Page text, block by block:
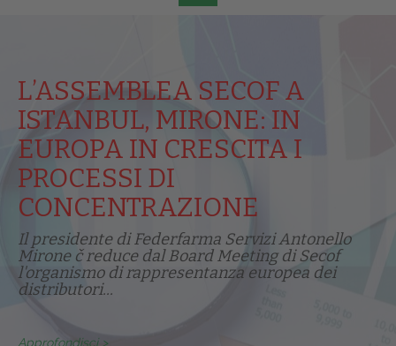
L’ASSEMBLEA SECOF A
ISTANBUL, MIRONE: IN
EUROPA IN CRESCITA I
PROCESSI DI
CONCENTRAZIONE
Il presidente di Federfarma Servizi Antonello
Mirone č reduce dal Board Meeting di Secof
l'organismo di rappresentanza europea dei
distributori...
Approfondisci >